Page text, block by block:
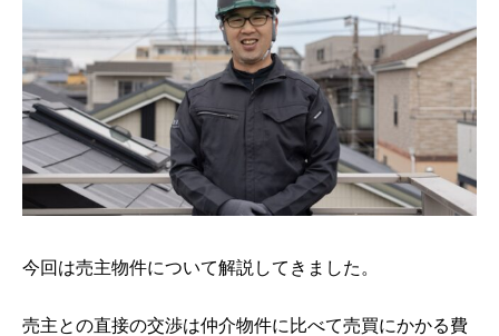
今回は売主物件について解説してきました。
売主との直接の交渉は仲介物件に比べて売買にかかる費